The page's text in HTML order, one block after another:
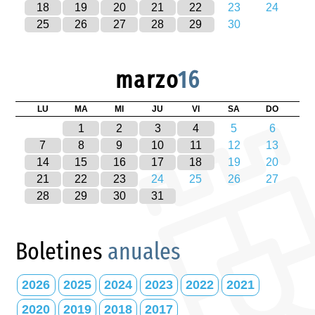
18 19 20 21 22 23
24
25
26 27 28 29 30
marzo16
LU MA MI JU VI SA DO
1 2 3 4 5
6
7
8 9 10 11 12
13
14
15 16 17 18 19
20
21
22 23 24 25 26
27
28
29 30 31
Boletines anuales
2026 2025 2024 2023 2022
2021
2020
2019 2018 2017